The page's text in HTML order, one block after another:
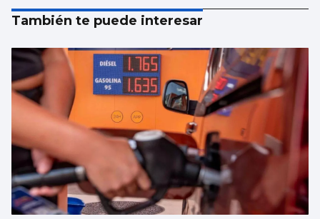
También te puede interesar